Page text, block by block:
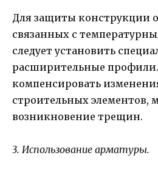
Для защиты конструкции
связанных с
следует установить
расширительные
компенсировать
строительных элементов,
возникновение трещин.
3. Использование арматуры.